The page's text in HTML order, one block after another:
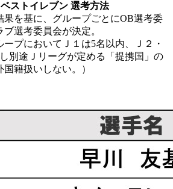
ストイレブン 選考方法
果を基に、グループごとにOB選考委
選考委員会が決定。
ープにおいてＪ１は5名以内、Ｊ２・
別途Ｊリーグが定める「提携国」の
籍扱いしない。）